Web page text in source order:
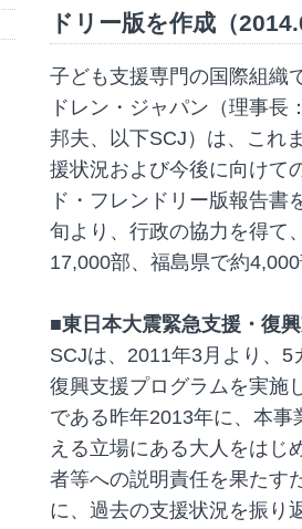
ドリー版を作成（
子ども支援専門の国際組織
ドレン・ジャパン（理事
邦夫、以下SCJ）は、これ
援状況および今後に向けて
ド・フレンドリー版報告
旬より、行政の協力を得て
17,000部、福島県で約
■東日本大震緊急支援・復
SCJは、2011年3月より、
復興支援プログラムを実施
である昨年2013年に、本
える立場にある大人をはじ
者等への説明責任を果たす
に、過去の支援状況を振り